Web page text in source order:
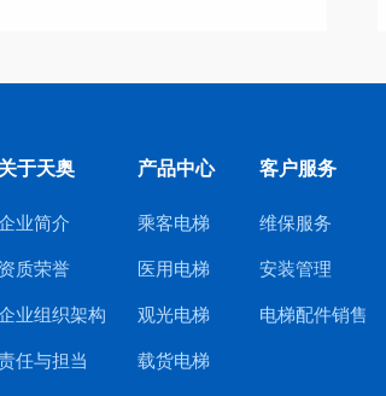
关于天奥
业简介
资质荣誉
业组织架构
任与担当
产品中心
乘客电梯
医用电梯
观光电梯
载货电梯
客户服务
维保服务
安装管理
电梯配件销售